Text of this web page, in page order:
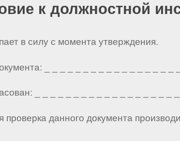
к должностной
в силу с момента утверждения.
_ _ _ _ _ _ _ _ _ _ _ _ _ _ _ _ _
_ _ _ _ _ _ _ _ _ _ _ _ _ _ _ _ _ _
проверка данного документа